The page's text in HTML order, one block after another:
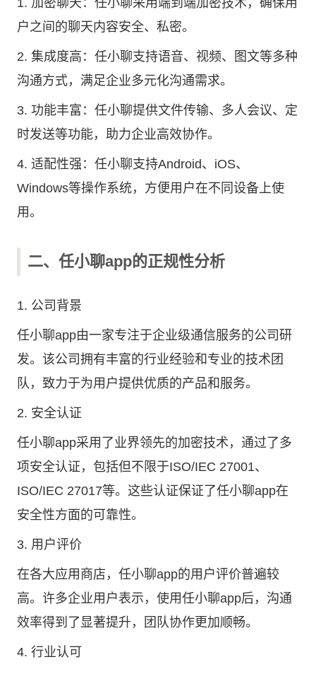
1. 加密聊天：任小聊采用端到端加密技术，确保用
户之间的聊天内容安全、私密。
2. 集成度高：任小聊支持语音、视频、图文等多种
沟通方式，满足企业多元化沟通需求。
3. 功能丰富：任小聊提供文件传输、多人会议、定
时发送等功能，助力企业高效协作。
4. 适配性强：任小聊支持Android、iOS、
Windows等操作系统，方便用户在不同设备上使
用。
二、任小聊app的正规性分析
1. 公司背景
任小聊app由一家专注于企业级通信服务的公司研
发。该公司拥有丰富的行业经验和专业的技术团
队，致力于为用户提供优质的产品和服务。
2. 安全认证
任小聊app采用了业界领先的加密技术，通过了多
项安全认证，包括但不限于ISO/IEC 27001、
ISO/IEC 27017等。这些认证保证了任小聊app在
安全性方面的可靠性。
3. 用户评价
在各大应用商店，任小聊app的用户评价普遍较
高。许多企业用户表示，使用任小聊app后，沟通
效率得到了显著提升，团队协作更加顺畅。
4. 行业认可